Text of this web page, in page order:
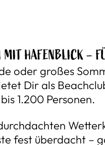
MIT HAFENBLICK –
oder großes
Dir als
1.200 Personen.
fest überdacht –